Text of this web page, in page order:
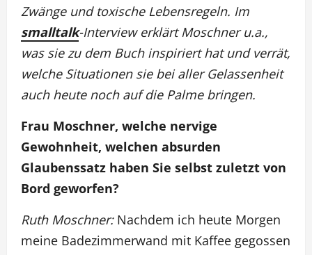
Zwänge und toxische Lebensregeln. Im
smalltalk-Interview erklärt Moschner u.a.,
was sie zu dem Buch inspiriert hat und verrät,
welche Situationen sie bei aller Gelassenheit
auch heute noch auf die Palme bringen.
Frau Moschner, welche nervige
Gewohnheit, welchen absurden
Glaubenssatz haben Sie selbst zuletzt von
Bord geworfen?
Ruth Moschner: Nachdem ich heute Morgen
meine Badezimmerwand mit Kaffee gegossen